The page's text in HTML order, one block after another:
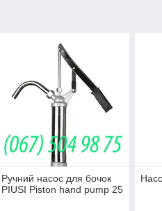
Ручний насос для бочок
PIUSI Piston hand pump 25